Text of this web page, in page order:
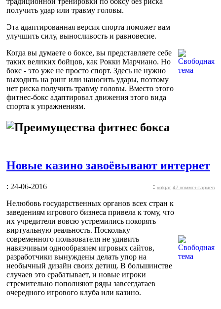
получить удар или травму головы.
Эта адаптированная версия спорта поможет вам
улучшить силу, выносливость и равновесие.
Когда вы думаете о боксе, вы представляете себе
таких великих бойцов, как Рокки Марчиано. Но
бокс - это уже не просто спорт. Здесь не нужно
выходить на ринг или наносить удары, поэтому
нет риска получить травму головы. Вместо этого
фитнес-бокс адаптировал движения этого вида
спорта к упражнениям.
Новые казино завоёвывают интернет
: 24-06-2016 : volgar 47 комментариев
Нелюбовь государственных органов всех стран к
заведениям игрового бизнеса привела к тому, что
их учредители вовсю устремились покорять
виртуальную реальность. Поскольку
современного пользователя не удивить
навязчивым однообразием игровых сайтов,
разработчики вынуждены делать упор на
необычный дизайн своих детищ. В большинстве
случаев это срабатывает, и новые игроки
стремительно пополняют ряды завсегдатаев
очередного игрового клуба или казино.